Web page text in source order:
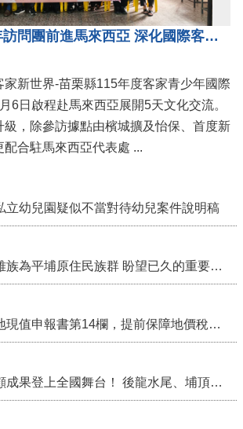
苗栗客家青少年訪問團前進馬來西亞 深化國際客家文化交流
家新世界-苗栗縣115年度客家青少年國際
6日啟程赴馬來西亞展開5天文化交流。
級，除參訪據點由檳城擴及怡保、首度新
增校園交流外，更配合駐馬來西亞代表處 ...
立幼兒園疑似不當對待幼兒案件說明稿
行政院核定西拉雅族為平埔原住民族群 盼望已久的重要時刻到來！8月13日起受理民族成員名冊登記
移轉土地勾選土地現值申報書第14欄，提前保障地價稅節稅權益
苗栗農村綠色照顧成果登上全國舞台！ 後龍水尾、埔頂社區前進2026高齡健康產業博覽會